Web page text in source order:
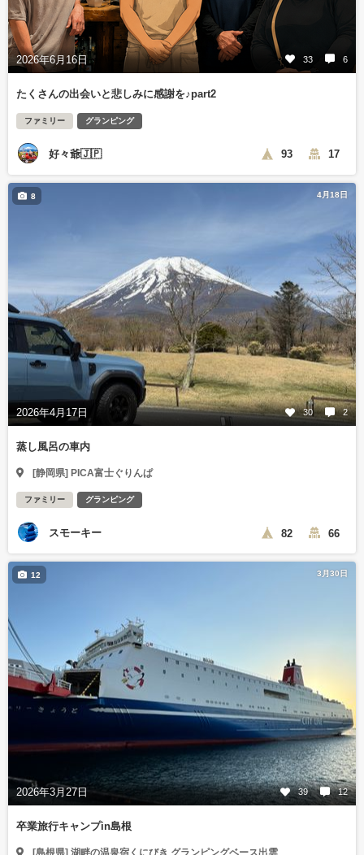
2026年6月16日 33 6
たくさんの出会いと悲しみに感謝を♪part2
ファミリー グランピング
好々爺🇯🇵 93 17
4月18日
2026年4月17日 30 2
8
蒸し風呂の車内
[静岡県] PICA富士ぐりんぱ
ファミリー グランピング
スモーキー 82 66
3月30日
2026年3月27日 39 12
12
卒業旅行キャンプin島根
[島根県] 湖畔の温泉宿くにびき グランピングベース出雲